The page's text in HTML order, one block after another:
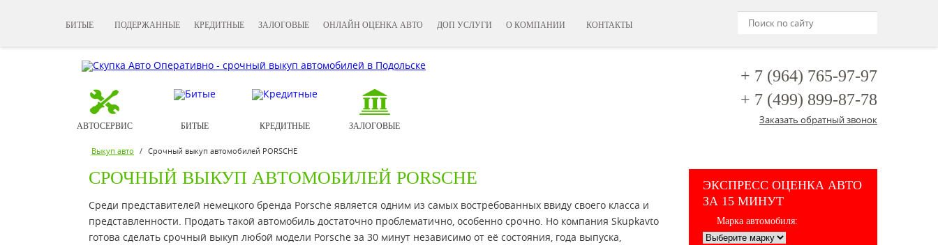
БИТЫЕ ПОДЕРЖАННЫЕ КРЕДИТНЫЕ ЗАЛОГОВЫЕ ОНЛАЙН ОЦЕНКА АВТО ДОП УСЛУГИ О КОМПАНИИ КОНТАКТЫ
+ 7 (964) 765-97-97
+ 7 (499) 899-87-78
Заказать обратный звонок
АВТОСЕРВИС БИТЫЕ КРЕДИТНЫЕ ЗАЛОГОВЫЕ
Выкуп авто / Срочный выкуп автомобилей PORSCHE
ЭКСПРЕСС ОЦЕНКА АВТО
ЗА 15 МИНУТ
Марка автомобиля:
СРОЧНЫЙ ВЫКУП АВТОМОБИЛЕЙ PORSCHE
Среди представителей немецкого бренда Porsche является одним из самых востребованных ввиду своего класса и
представленности. Продать такой автомобиль достаточно проблематично, особенно срочно. Но компания Skupkavto
готова сделать срочный выкуп любой модели Porsche за 30 минут независимо от её состояния, года выпуска,